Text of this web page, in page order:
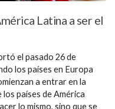
Latina a ser el
el pasado 26 de
los países en Europa
a entrar en la
los países de América
lo mismo, sino que se